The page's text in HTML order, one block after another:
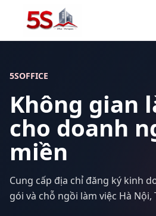
5SOFFICE
Không gian
cho doanh
miền
Cung cấp địa chỉ đăng ký kinh
gói và chỗ ngồi làm việc Hà Nội,